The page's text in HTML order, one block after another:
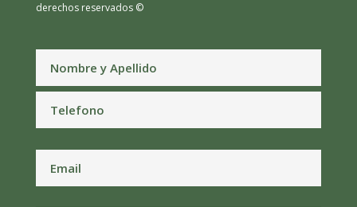
derechos reservados ©